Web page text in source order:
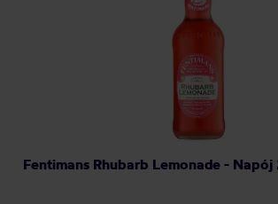
Fentimans Rhubarb Lemonade - Napój